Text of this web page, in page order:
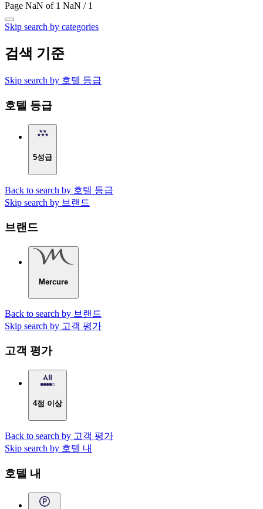
Page NaN of 1 NaN / 1
Skip search by categories
검색 기준
Skip search by 호텔 등급
호텔 등급
5성급
Back to search by 호텔 등급
Skip search by 브랜드
브랜드
Mercure
Back to search by 브랜드
Skip search by 고객 평가
고객 평가
4점 이상
Back to search by 고객 평가
Skip search by 호텔 내
호텔 내